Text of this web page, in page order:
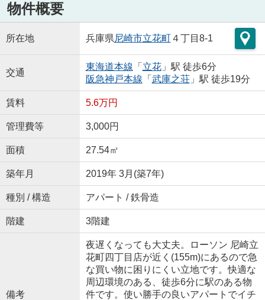
物件概要
所在地 兵庫県尼崎市立花町４丁目8-1
交通
東海道本線 「 立花」駅 徒歩6分
阪急神戸本線 「 武庫之荘」駅 徒歩19分
賃料 5.6万円
管理費等 3,000円
面積 27.54㎡
築年月 2019年 3月(築7年)
種別 / 構造 アパート / 鉄骨造
階建 3階建
備考
夜遅くなっても大丈夫。ローソン 尼崎立
花町四丁目店が近く(155m)にあるので急
な買い物に困りにくい立地です。快適な
周辺環境のある、徒歩6分に駅のある物
件です。使い勝手の良いアパートでイチ